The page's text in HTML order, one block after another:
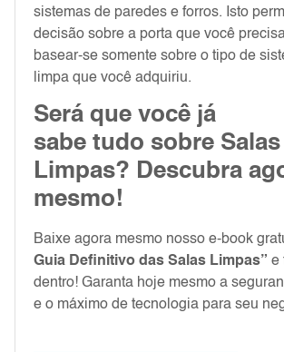
sistemas de paredes e forros. Isto
decisão sobre a porta que você
basear-se somente sobre o tipo de
limpa que você adquiriu.
Será que você já
sabe tudo sobre Salas
Limpas? Descubra
mesmo!
Baixe agora mesmo nosso e-book
Guia Definitivo das Salas Limpas” e
dentro! Garanta hoje mesmo a
e o máximo de tecnologia para seu